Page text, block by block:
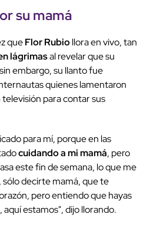
su mamá
queFlor Rubiollora en vivo, tan
lágrimasal revelar que su
embargo, su llanto fue
quienes lamentaron
para contar sus
para mí, porque en las
cuidando a mi mamá, pero
este fin de semana, lo que me
sólo decirte mamá, que te
pero entiendo que hayas
estamos", dijo llorando.